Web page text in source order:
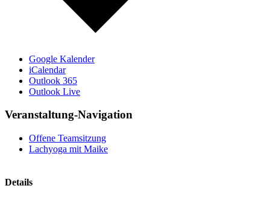
Google Kalender
iCalendar
Outlook 365
Outlook Live
Veranstaltung-Navigation
Offene Teamsitzung
Lachyoga mit Maike
Details